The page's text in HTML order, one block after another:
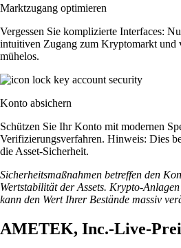
Marktzugang optimieren
Vergessen Sie komplizierte Interfaces:
intuitiven Zugang zum Kryptomarkt und
mühelos.
Konto absichern
Schützen Sie Ihr Konto mit modernen
Verifizierungsverfahren. Hinweis: Dies
die Asset-Sicherheit.
Sicherheitsmaßnahmen betreffen den
Wertstabilität der Assets. Krypto-
kann den Wert Ihrer Bestände massiv
AMETEK, Inc.-Live-